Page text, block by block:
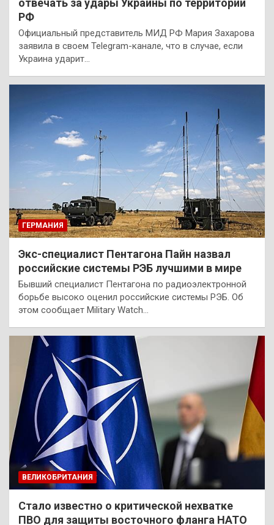
РФ
Официальный представитель МИД РФ Мария Захарова
заявила в своем Telegram-канале, что в случае, если
Украина ударит…
ГЕРМАНИЯ
Экс-специалист Пентагона Пайн назвал
российские системы РЭБ лучшими в мире
Бывший специалист Пентагона по радиоэлектронной
борьбе высоко оценил российские системы РЭБ. Об
этом сообщает Military Watch…
ВЕЛИКОБРИТАНИЯ
Стало известно о критической нехватке
ПВО для защиты восточного фланга НАТО